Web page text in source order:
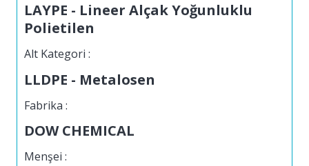
LAYPE - Lineer Alçak Yoğunluklu
Polietilen
Alt Kategori :
LLDPE - Metalosen
Fabrika :
DOW CHEMICAL
Menşei :